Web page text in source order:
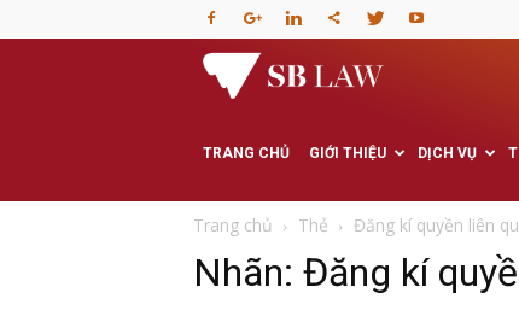
phòng
Luật
sư
TRANG CHỦ GIỚI THIỆU DỊCH VỤ
Trang chủ Thẻ Đăng kí quyền liên
Nhãn: Đăng kí